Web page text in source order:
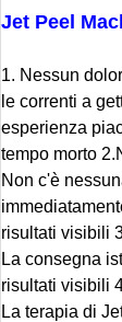
Jet Peel
1. Nessun
le correnti a
esperienza
tempo morto
Non c'è
risultati visibili
La consegna
risultati visibili
La terapia di